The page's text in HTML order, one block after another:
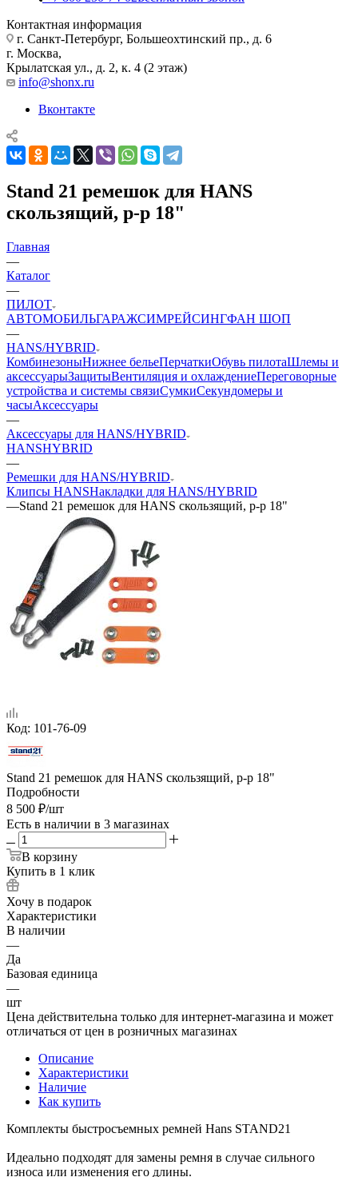
Контактная информация
г. Санкт-Петербург, Большеохтинский пр., д. 6
г. Москва,
Крылатская ул., д. 2, к. 4 (2 этаж)
info@shonx.ru
Вконтакте
Stand 21 ремешок для HANS
скользящий, р-р 18"
Главная
—
Каталог
—
ПИЛОТ
АВТОМОБИЛЬГАРАЖСИМРЕЙСИНГФАН ШОП
—
HANS/HYBRID
КомбинезоныНижнее бельеПерчаткиОбувь пилотаШлемы и
аксессуарыЗащитыВентиляция и охлаждениеПереговорные
устройства и системы связиСумкиСекундомеры и
часыАксессуары
—
Аксессуары для HANS/HYBRID
HANSHYBRID
—
Ремешки для HANS/HYBRID
Клипсы HANSНакладки для HANS/HYBRID
—Stand 21 ремешок для HANS скользящий, р-р 18"
Код: 101-76-09
Stand 21 ремешок для HANS скользящий, р-р 18"
Подробности
8 500 ₽/шт
Есть в наличии в 3 магазинах
В корзину
Купить в 1 клик
Хочу в подарок
Характеристики
В наличии
—
Да
Базовая единица
—
шт
Цена действительна только для интернет-магазина и может
отличаться от цен в розничных магазинах
Описание
Характеристики
Наличие
Как купить
Комплекты быстросъемных ремней Hans STAND21
Идеально подходят для замены ремня в случае сильного
износа или изменения его длины.